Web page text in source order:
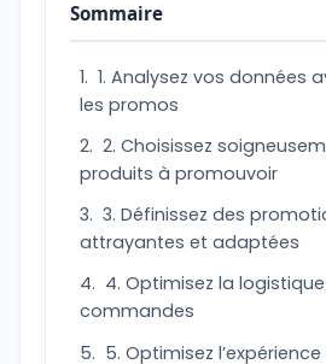
Sommaire
1. Analysez vos données
les promos
2. Choisissez
produits à promouvoir
3. Définissez des
attrayantes et adaptées
4. Optimisez la
commandes
5. Optimisez